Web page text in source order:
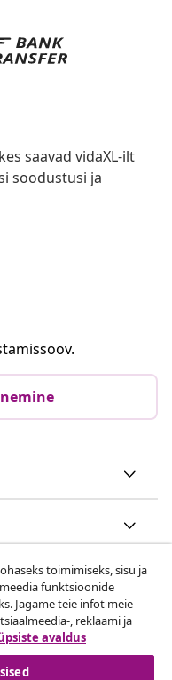
saavad vidaXL-ilt
soodustusi ja
toimimiseks, sisu ja
funktsioonide
Jagame teie infot meie
, reklaami ja
avaldus